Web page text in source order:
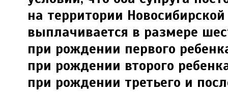
на территории
вы­плачивается в размере
при рождении первого
при рождении второго
при рождении третьего и